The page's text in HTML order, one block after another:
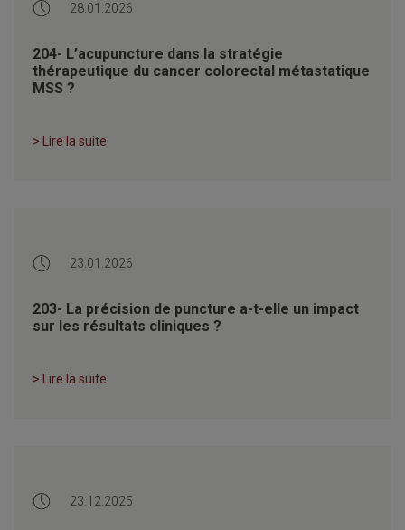
28.01.2026
204- L’acupuncture dans la stratégie
thérapeutique du cancer colorectal métastatique
MSS ?
> Lire la suite
23.01.2026
203- La précision de puncture a-t-elle un impact
sur les résultats cliniques ?
> Lire la suite
23.12.2025